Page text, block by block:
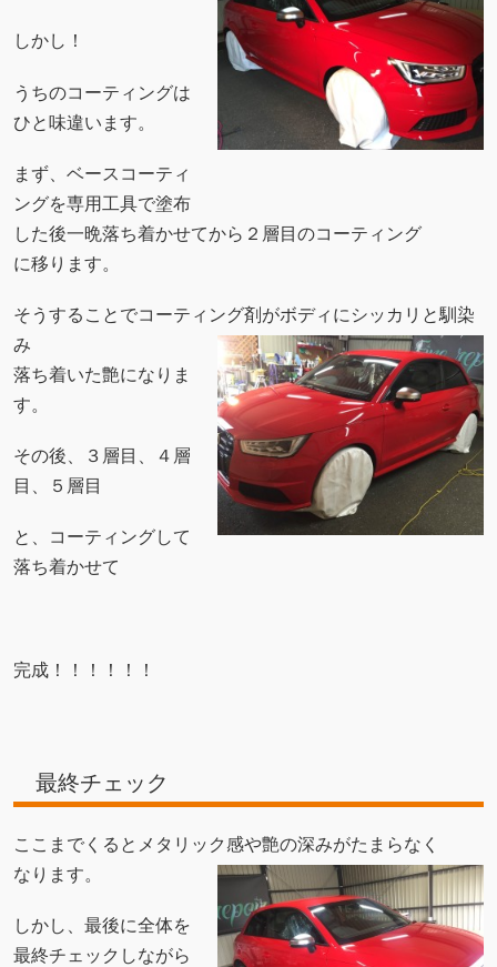
しかし！
うちのコーティングは
ひと味違います。
まず、ベースコーティ
ングを専用工具で塗布
した後一晩落ち着かせてから２層目のコーティング
に移ります。
そうすることでコーティング剤がボディにシッカリと馴染
み
落ち着いた艶になりま
す。
その後、３層目、４層
目、５層目
と、コーティングして
落ち着かせて
完成！！！！！！
最終チェック
ここまでくるとメタリック感や艶の深みがたまらなく
なります。
しかし、最後に全体を
最終チェックしながら